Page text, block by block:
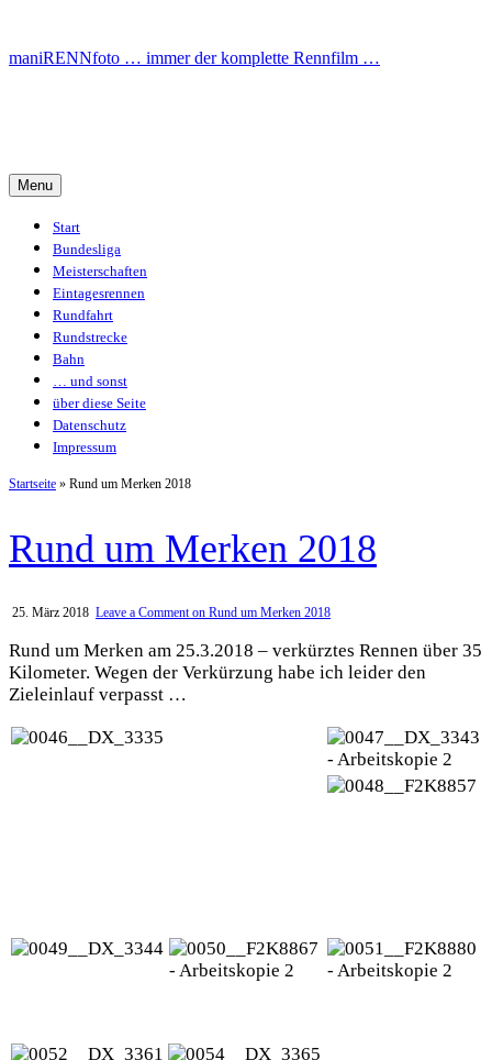
content
maniRENNfoto … immer der komplette Rennfilm …
Menu
Start
Bundesliga
Meisterschaften
Eintagesrennen
Rundfahrt
Rundstrecke
Bahn
… und sonst
über diese Seite
Datenschutz
Impressum
Startseite » Rund um Merken 2018
Rund um Merken 2018
25. März 2018 Leave a Comment on Rund um Merken 2018
Rund um Merken am 25.3.2018 – verkürztes Rennen über 35
Kilometer. Wegen der Verkürzung habe ich leider den
Zieleinlauf verpasst …